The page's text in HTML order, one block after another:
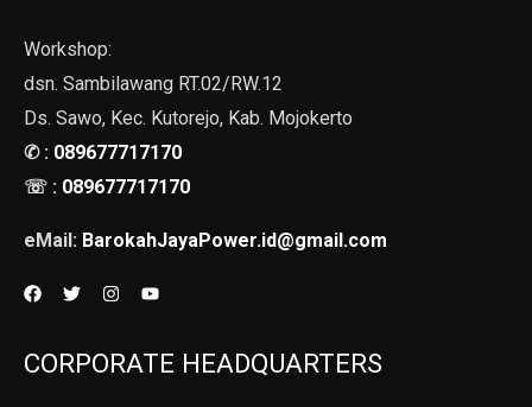
Workshop:
dsn. Sambilawang RT.02/RW.12
Ds. Sawo, Kec. Kutorejo, Kab. Mojokerto
✆ : 089677717170
☏ : 089677717170
eMail: BarokahJayaPower.id@gmail.com
CORPORATE HEADQUARTERS